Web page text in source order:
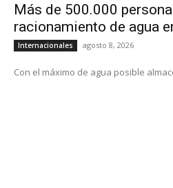
Más de 500.000
racionamiento de agua
Internacionales agosto 8, 2026
Con el máximo de agua posible